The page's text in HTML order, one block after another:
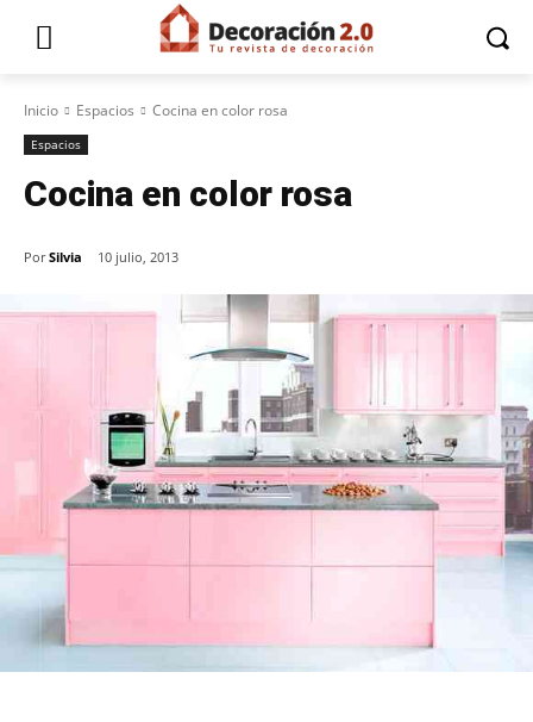
Inicio Espacios Cocina en color rosa
Espacios
Cocina en color rosa
Por Silvia 10 julio, 2013